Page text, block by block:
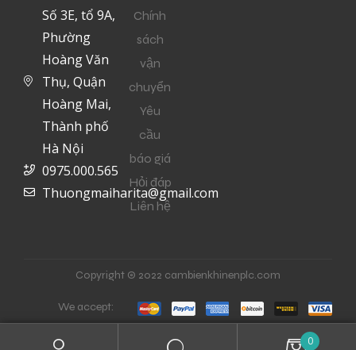
Số 3E, tổ 9A,
Phường
Hoàng Văn
Thụ, Quận
Hoàng Mai,
Thành phố
Hà Nội
0975.000.565
Thuongmaiharita@gmail.com
Chính
sách
vận
chuyển
Yêu
cầu
báo giá
Hỏi đáp
Liên hệ
Copyright © 2022 cambienkhinenplc.com
We accept:
0